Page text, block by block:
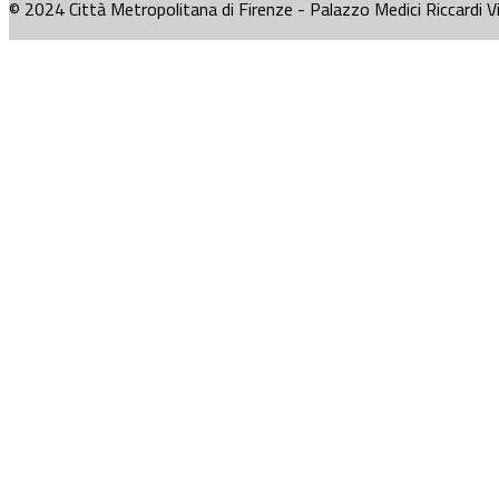
© 2024 Città Metropolitana di Firenze - Palazzo Medici Riccardi